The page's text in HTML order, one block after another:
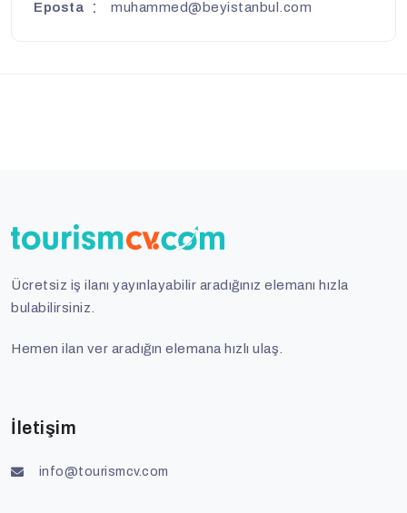
Eposta muhammed@beyistanbul.com
Ücretsiz iş ilanı yayınlayabilir aradığınız elemanı hızla
bulabilirsiniz.
Hemen ilan ver aradığın elemana hızlı ulaş.
İletişim
info@tourismcv.com